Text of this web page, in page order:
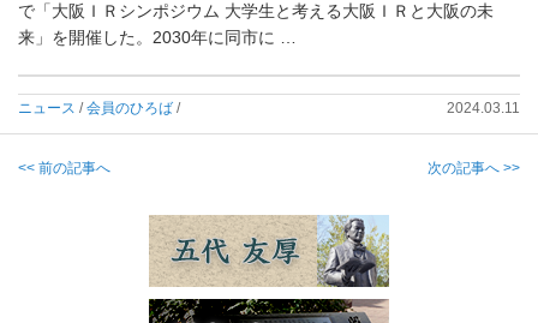
で「大阪ＩＲシンポジウム 大学生と考える大阪ＩＲと大阪の未
来」を開催した。 2030年に同市に …
ニュース /会員のひろば / 2024.03.11
<< 前の記事へ 次の記事へ >>